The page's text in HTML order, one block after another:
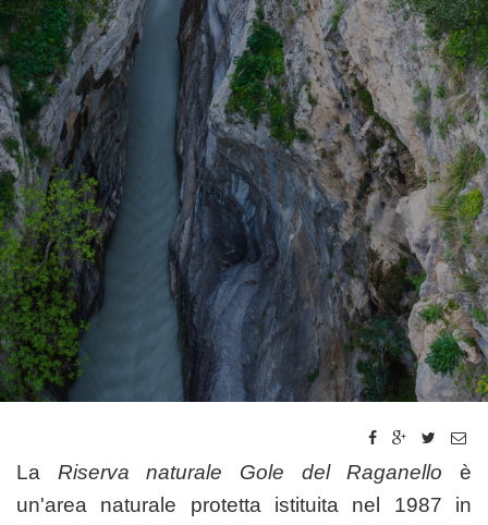
La Riserva naturale Gole del Raganello è
un'area naturale protetta istituita nel 1987 in